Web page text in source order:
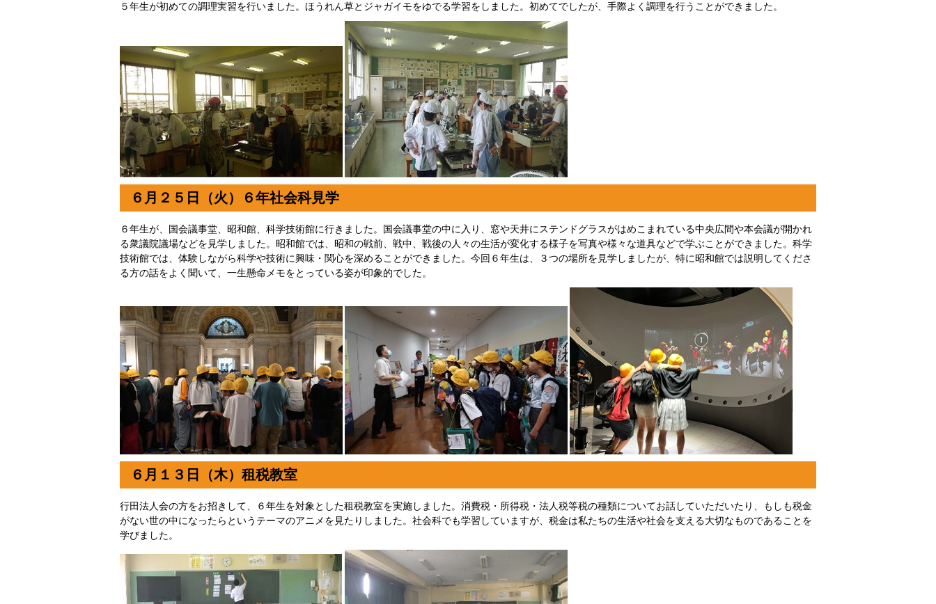
５年生が初めての調理実習を行いました。ほうれん草とジャガイモをゆでる学習をしました。初めてでしたが、手際よく調理を行うことができました。
６月２５日（火）６年社会科見学
６年生が、国会議事堂、昭和館、科学技術館に行きました。国会議事堂の中に入り、窓や天井にステンドグラスがはめこまれている中央広間や本会議が開かれ
る衆議院議場などを見学しました。昭和館では、昭和の戦前、戦中、戦後の人々の生活が変化する様子を写真や様々な道具などで学ぶことができました。科学
技術館では、体験しながら科学や技術に興味・関心を深めることができました。今回６年生は、３つの場所を見学しましたが、特に昭和館では説明してくださ
る方の話をよく聞いて、一生懸命メモをとっている姿が印象的でした。
６月１３日（木）租税教室
行田法人会の方をお招きして、６年生を対象とした租税教室を実施しました。消費税・所得税・法人税等税の種類についてお話していただいたり、もしも税金
がない世の中になったらというテーマのアニメを見たりしました。社会科でも学習していますが、税金は私たちの生活や社会を支える大切なものであることを
学びました。